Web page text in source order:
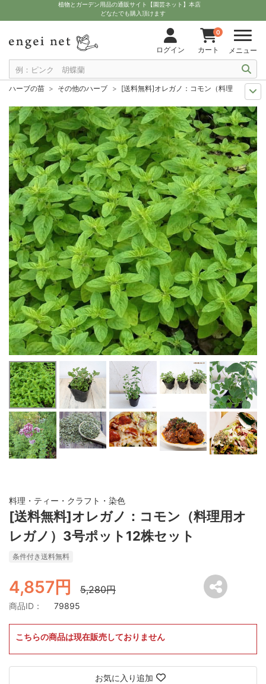
植物とガーデン用品の通販サイト【園芸ネット】本店
どなたでも購入頂けます
ログイン
0
カート メニュー
ハーブの苗 その他のハーブ
[送料無料]オレガノ：コモン（料理用オレガ
送料無料商品
ハーブ苗 [送料無料]オレガノ：コモン（料理用オレガノ）
料理・ティー・クラフト・染色
[送料無料]オレガノ：コモン（料理用オ
レガノ）3号ポット12株セット
条件付き送料無料
4,857円 5,280円
商品ID： 79895
こちらの商品は現在販売しておりません
お気に入り追加